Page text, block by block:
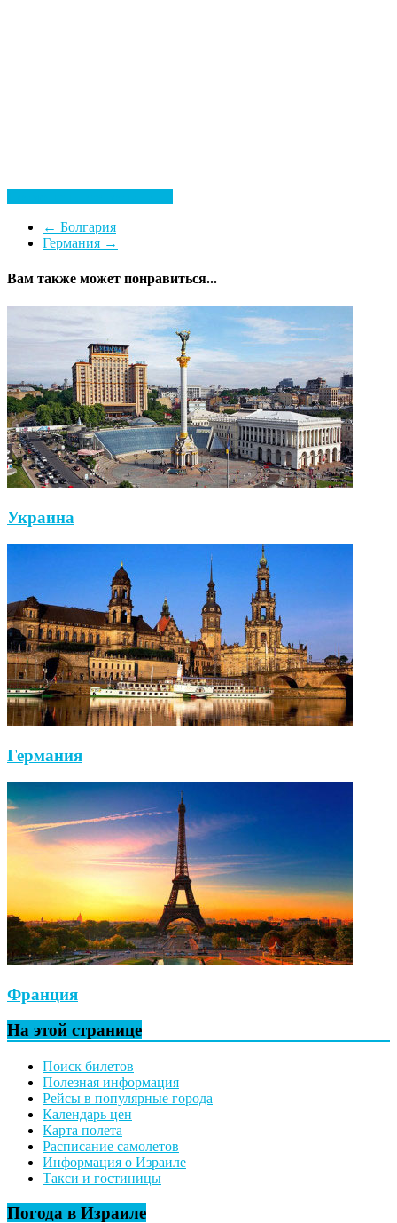
← Болгария
Германия →
Вам также может понравиться...
Украина
Германия
Франция
На этой странице
Поиск билетов
Полезная информация
Рейсы в популярные города
Календарь цен
Карта полета
Расписание самолетов
Информация о Израиле
Такси и гостиницы
Погода в Израиле